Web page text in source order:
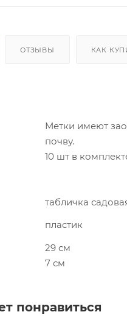
ОТЗЫВЫ КАК
Метки имеют
почву.
10 шт в
табличка
пластик
29 см
7 см
понравиться